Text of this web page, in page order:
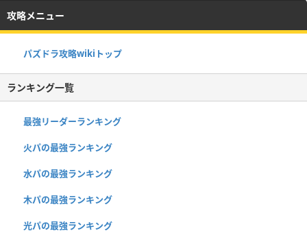
攻略メニュー
パズドラ攻略wikiトップ
ランキング一覧
最強リーダーランキング
火パの最強ランキング
水パの最強ランキング
木パの最強ランキング
光パの最強ランキング